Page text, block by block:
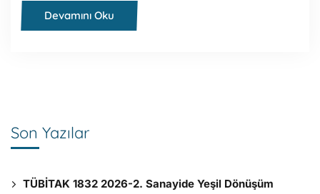
Devamını Oku
Son Yazılar
TÜBİTAK 1832 2026-2. Sanayide Yeşil Dönüşüm